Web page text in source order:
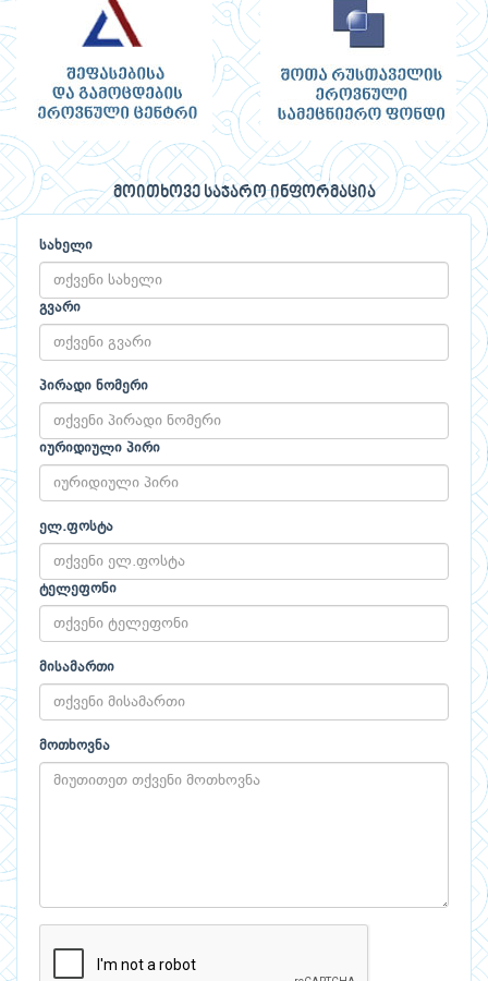
მოითხოვე საჯარო ინფორმაცია
სახელი
გვარი
პირადი ნომერი
იურიდიული პირი
ელ.ფოსტა
ტელეფონი
მისამართი
მოთხოვნა